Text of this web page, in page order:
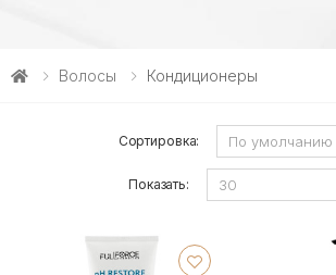
Волосы Кондиционеры
Сортировка:
Показать: